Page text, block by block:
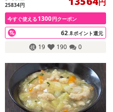
25834円
今すぐ使える 1300円クーポン
62.8ポイント還元
19 190 0